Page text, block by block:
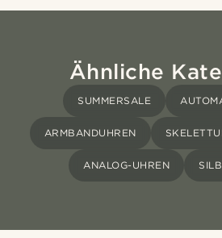
Ähnliche
SUMMERSALE
ARMBANDUHREN
ANALOG-UHREN